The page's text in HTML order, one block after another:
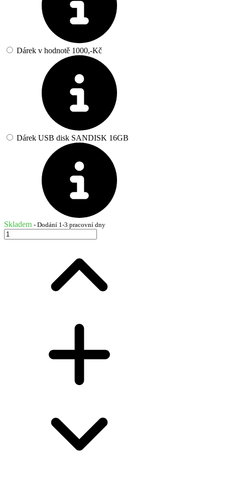
Dárek v hodnotě 1000,-Kč
Dárek USB disk SANDISK 16GB
Skladem - Dodání 1-3 pracovní dny